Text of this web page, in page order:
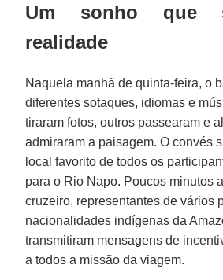
Um sonho que
realidade
Naquela manhã de quinta-feira, o
diferentes sotaques, idiomas e
tiraram fotos, outros passearam e
admiraram a paisagem. O convés
local favorito de todos os
para o Rio Napo. Poucos minutos
cruzeiro, representantes de vários
nacionalidades indígenas da
transmitiram mensagens de
a todos a missão da viagem.